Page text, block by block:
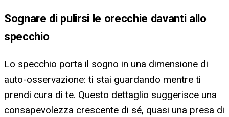
Sognare di pulirsi le orecchie davanti allo
specchio
Lo specchio porta il sogno in una dimensione di
auto-osservazione: ti stai guardando mentre ti
prendi cura di te. Questo dettaglio suggerisce una
consapevolezza crescente di sé, quasi una presa di